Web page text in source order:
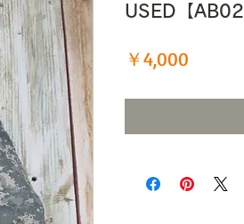
USED【
￥4,000